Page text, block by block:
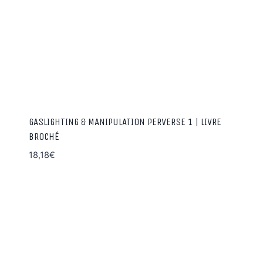
GASLIGHTING & MANIPULATION PERVERSE 1 | LIVRE
BROCHÉ
18,18€